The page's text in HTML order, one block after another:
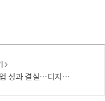
지털 콘텐츠 인재 양성 '두각'